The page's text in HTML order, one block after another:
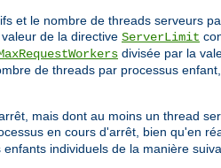
et le nombre de threads serveurs
de la directive ServerLimit
divisée par la
de threads par processus
mais dont au moins un thread
en cours d'arrêt, bien qu'en
individuels de la manière